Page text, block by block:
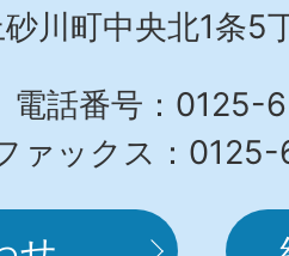
砂川町中央北1条5
電話番号：0125-
ァックス：